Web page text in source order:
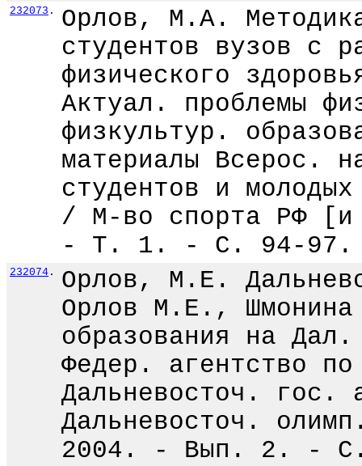
232073 .
Орлов, М.А.
студентов вузов с
физического
Актуал. проблемы
физкультур.
материалы Всерос.
студентов и
/ М-во спорта РФ
- Т. 1. - С. 94-97.
232074 .
Орлов, М.Е.
Орлов М.Е.,
образования на
Федер. агентство
Дальневосточ. гос.
Дальневосточ.
2004. - Вып. 2. -